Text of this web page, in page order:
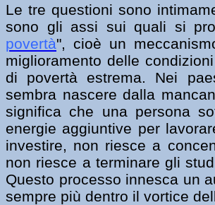
Le tre questioni sono
sono gli assi sui quali si
povertà", cioè un
miglioramento delle
di povertà estrema. Nei
sembra nascere dalla
significa che una persona
energie aggiuntive per
investire, non riesce a
non riesce a terminare gli
Questo processo innesca un
sempre più dentro il vortice